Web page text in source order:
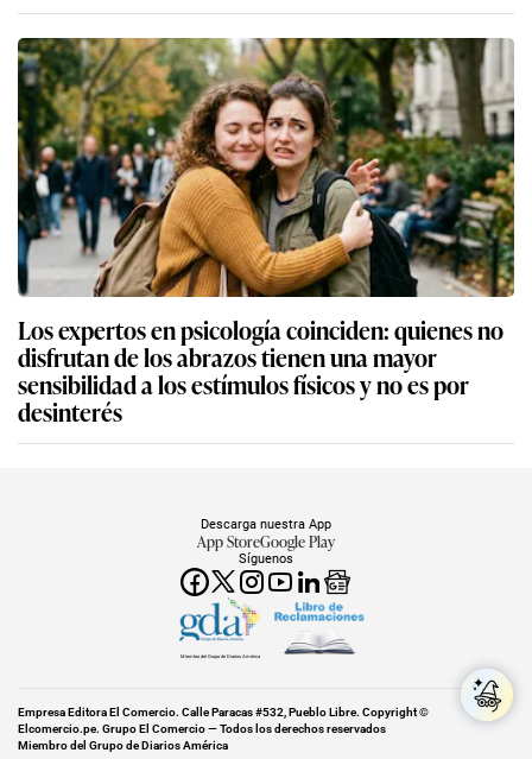
Los expertos en psicología coinciden: quienes no
disfrutan de los abrazos tienen una mayor
sensibilidad a los estímulos físicos y no es por
desinterés
Síguenos
Descarga nuestra App
App StoreGoogle Play
Miembro del Grupo de Diarios América
Empresa Editora El Comercio. Calle Paracas #532, Pueblo Libre. Copyright ©
Elcomercio.pe. Grupo El Comercio — Todos los derechos reservados
Miembro del Grupo de Diarios América